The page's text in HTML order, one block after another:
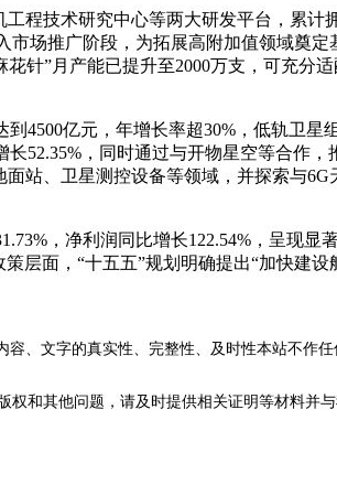
程技术研究中心等两大研发平台，累计
市场推广阶段，为拓展高附加值领域奠定
针”月产能已提升至2000万支，可充分
4500亿元，年增长率超30%，低轨卫星
52.35%，同时通过与开物星空等合作，
站、卫星测控设备等领域，并探索与6G
，净利润同比增长122.54%，呈现显
层面，“十五五”规划明确提出“加快建设
、文字的真实性、完整性、及时性本站不作
和其他问题，请及时提供相关证明等材料并